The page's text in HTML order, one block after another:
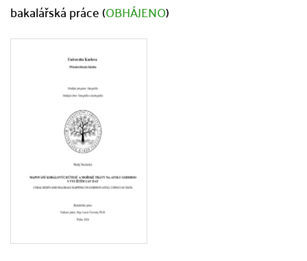
bakalářská práce (OBHÁJENO)